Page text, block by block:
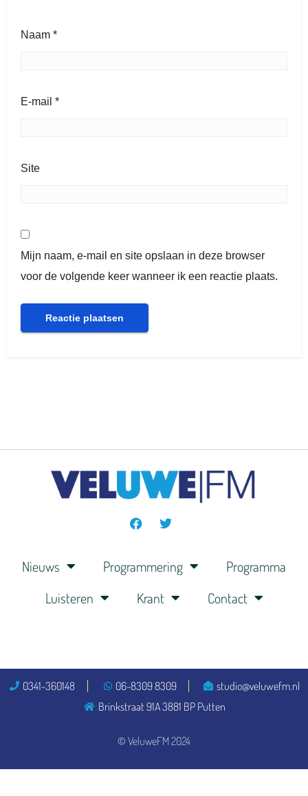
Naam *
E-mail *
Site
Mijn naam, e-mail en site opslaan in deze browser
voor de volgende keer wanneer ik een reactie plaats.
Nieuws Programmering
Programma
Luisteren
Krant Contact
© VeluweFM 2024
0341-360148 06-8309 8309
studio@veluwefm.nl
Brinkstraat 91A 3881 BP Putten